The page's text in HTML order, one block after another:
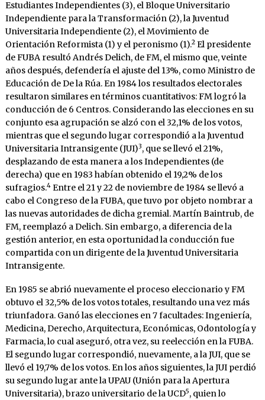
Estudiantes Independientes (3), el Bloque Universitario
Independiente para la Transformación (2), la Juventud
Universitaria Independiente (2), el Movimiento de
Orientación Reformista (1) y el peronismo (1).2El presidente
de FUBA resultó Andrés Delich, de FM, el mismo que, veinte
años después, defendería el ajuste del 13%, como Ministro de
Educación de De la Rúa. En 1984 los resultados electorales
resultaron similares en términos cuantitativos: FM logró la
conducción de 6 Centros. Considerando las elecciones en su
conjunto esa agrupación se alzó con el 32,1% de los votos,
mientras que el segundo lugar correspondió a la Juventud
Universitaria Intransigente (JUI)3, que se llevó el 21%,
desplazando de esta manera a los Independientes (de
derecha) que en 1983 habían obtenido el 19,2% de los
sufragios.4Entre el 21 y 22 de noviembre de 1984 se llevó a
cabo el Congreso de la FUBA, que tuvo por objeto nombrar a
las nuevas autoridades de dicha gremial. Martín Baintrub, de
FM, reemplazó a Delich. Sin embargo, a diferencia de la
gestión anterior, en esta oportunidad la conducción fue
compartida con un dirigente de la Juventud Universitaria
Intransigente.
En 1985 se abrió nuevamente el proceso eleccionario y FM
obtuvo el 32,5% de los votos totales, resultando una vez más
triunfadora. Ganó las elecciones en 7 facultades: Ingeniería,
Medicina, Derecho, Arquitectura, Económicas, Odontología y
Farmacia, lo cual aseguró, otra vez, su reelección en la FUBA.
El segundo lugar correspondió, nuevamente, a la JUI, que se
llevó el 19,7% de los votos. En los años siguientes, la JUI perdió
su segundo lugar ante la UPAU (Unión para la Apertura
Universitaria), brazo universitario de la UCD5, quien lo